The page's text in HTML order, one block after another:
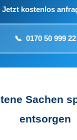
Jetzt kostenlos
📞 0170 50 999 22
Sachen
entsorgen